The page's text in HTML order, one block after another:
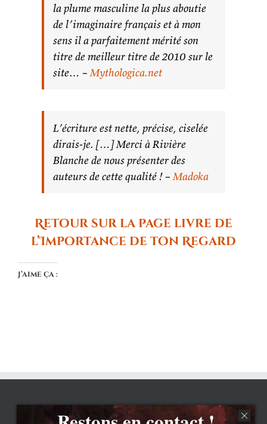
la plume masculine la plus aboutie
de l’imaginaire français et à mon
sens il a parfaitement mérité son
titre de meilleur titre de 2010 sur le
site… –Mythologica.net
L’écriture est nette, précise, ciselée
dirais-je. […] Merci à Rivière
Blanche de nous présenter des
auteurs de cette qualité ! –Madoka
Retour sur la page livre de
l’Importance de ton Regard
J’aime ça :